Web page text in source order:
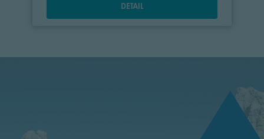
DETAIL